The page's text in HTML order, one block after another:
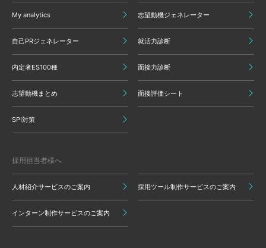
My analytics 志望動機ジェネレーター
自己PRジェネレーター 就活力診断
内定者ES100種 面接力診断
志望動機まとめ 面接評価シート
SPI対策
採用担当者様へ
人材紹介サービスのご案内 採用ツール制作サービスのご案内
インターン制作サービスのご案内